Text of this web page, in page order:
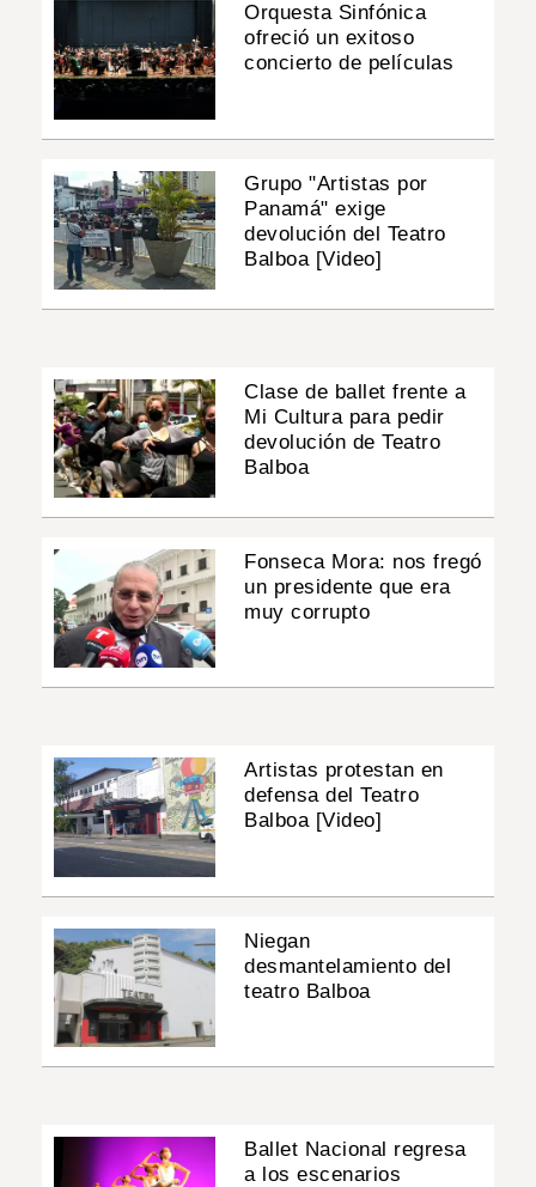
Orquesta Sinfónica
ofreció un exitoso
concierto de películas
Grupo "Artistas por
Panamá" exige
devolución del Teatro
Balboa [Video]
Clase de ballet frente a
Mi Cultura para pedir
devolución de Teatro
Balboa
Fonseca Mora: nos fregó
un presidente que era
muy corrupto
Artistas protestan en
defensa del Teatro
Balboa [Video]
Niegan
desmantelamiento del
teatro Balboa
Ballet Nacional regresa
a los escenarios